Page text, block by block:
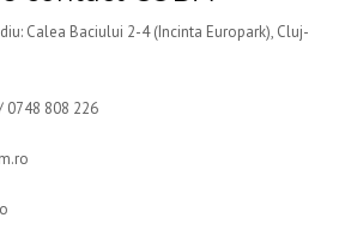
Calea Baciului 2-4 (Incinta Europark), Cluj-
0748 808 226